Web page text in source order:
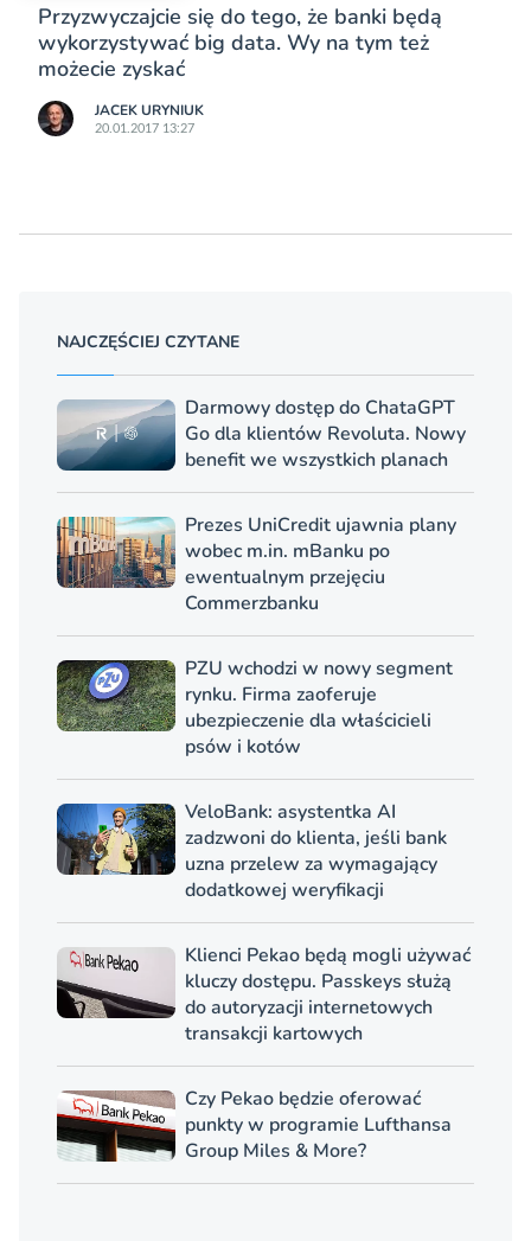
Przyzwyczajcie się do tego, że banki będą
wykorzystywać big data. Wy na tym też
możecie zyskać
JACEK URYNIUK
20.01.2017 13:27
NAJCZĘŚCIEJ CZYTANE
Darmowy dostęp do ChataGPT
Go dla klientów Revoluta. Nowy
benefit we wszystkich planach
Prezes UniCredit ujawnia plany
wobec m.in. mBanku po
ewentualnym przejęciu
Commerzbanku
PZU wchodzi w nowy segment
rynku. Firma zaoferuje
ubezpieczenie dla właścicieli
psów i kotów
VeloBank: asystentka AI
zadzwoni do klienta, jeśli bank
uzna przelew za wymagający
dodatkowej weryfikacji
Klienci Pekao będą mogli używać
kluczy dostępu. Passkeys służą
do autoryzacji internetowych
transakcji kartowych
Czy Pekao będzie oferować
punkty w programie Lufthansa
Group Miles & More?